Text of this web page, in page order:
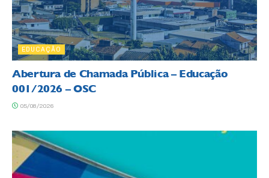
EDUCAÇÃO
Abertura de Chamada Pública – Educação
001/2026 – OSC
05/08/2026